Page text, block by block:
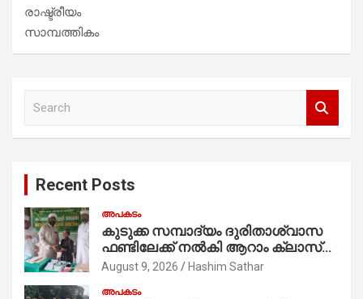
രാഷ്ട്രീയം
സാമ്പത്തികം
Recent Posts
അപകടം
കുടുക്ക സമ്പാദ്യം ദുരിതാശ്വാസ
ഫണ്ടിലേക്ക് നൽകി ആറാം ക്ലാസ്
വിദ്യാർത്ഥി അമാൻ
August 9, 2026 Hashim Sathar
അപകടം